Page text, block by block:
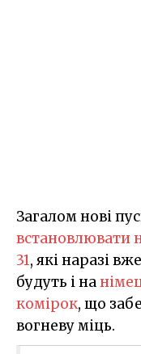
Загалом нові
встановлювати
31, які наразі
будуть і на
комірок, що
вогневу міць.